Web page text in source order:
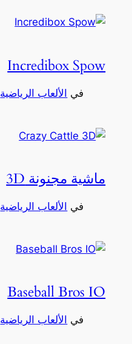
Incredibox Spow
في الألعاب الرياضية
ماشية مجنونة 3D
في الألعاب الرياضية
Baseball Bros IO
في الألعاب الرياضية